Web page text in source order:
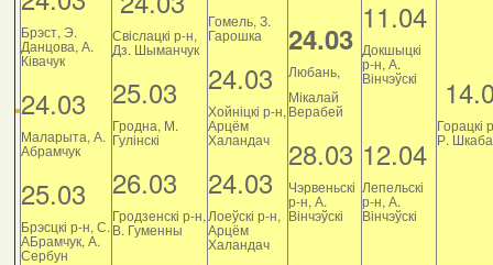
Брэст, Э.
Данцова, А.
Ківачук
24.03
Маларыта, А.
Абрамчук
25.03
Брэсцкі р-н, С.
АБрамчук, А.
Сербун
Свіслацкі р-н,
Дз. Шыманчук
25.03
Гродна, М.
Гулінскі
26.03
Гродзенскі р-н,
В. Гуменны
Гомель, З.
Гарошка
24.03
Хойніцкі р-н,
Арцём
Халандач
24.03
Лоеўскі р-н,
Арцём
Халандач
24.03
Любань,
Мікалай
Верабей
28.03
Чэрвеньскі
р-н, А.
Вінчэўскі
11.04
Докшыцкі
р-н, А.
Вінчэўскі
12.04
Лепельскі
р-н, А.
Вінчэўскі
Горацкі
Р.